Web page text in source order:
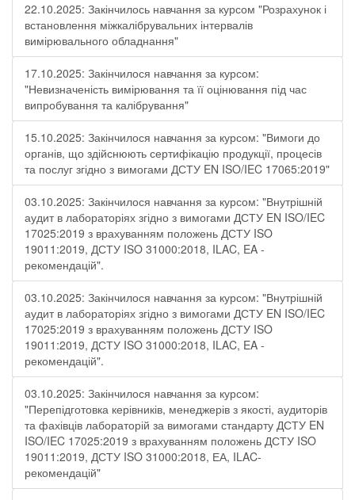
22.10.2025: Закінчилось навчання за курсом "Розрахунок і
встановлення міжкалібрувальних інтервалів
вимірювального обладнання"
17.10.2025: Закінчилося навчання за курсом:
"Невизначеність вимірювання та її оцінювання під час
випробування та калібрування"
15.10.2025: Закінчилося навчання за курсом: "Вимоги до
органів, що здійснюють сертифікацію продукції, процесів
та послуг згідно з вимогами ДСТУ EN ISO/IEC 17065:2019"
03.10.2025: Закінчилося навчання за курсом: "Внутрішній
аудит в лабораторіях згідно з вимогами ДСТУ EN ISO/IEC
17025:2019 з врахуванням положень ДСТУ ISO
19011:2019, ДСТУ ISO 31000:2018, ILAC, EA -
рекомендацій".
03.10.2025: Закінчилося навчання за курсом: "Внутрішній
аудит в лабораторіях згідно з вимогами ДСТУ EN ISO/IEC
17025:2019 з врахуванням положень ДСТУ ISO
19011:2019, ДСТУ ISO 31000:2018, ILAC, EA -
рекомендацій".
03.10.2025: Закінчилося навчання за курсом:
"Перепідготовка керівників, менеджерів з якості, аудиторів
та фахівців лабораторій за вимогами стандарту ДСТУ EN
ISO/IEC 17025:2019 з врахуванням положень ДСТУ ISO
19011:2019, ДСТУ ISO 31000:2018, ЕА, ILAC-
рекомендацій"